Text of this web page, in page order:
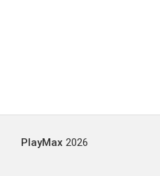
PlayMax 2026